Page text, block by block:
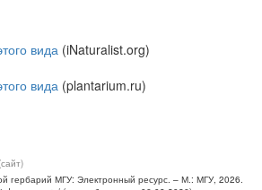
вида (iNaturalist.org)
вида (plantarium.ru)
гербарий МГУ: Электронный ресурс. – М.: МГУ, 2026.